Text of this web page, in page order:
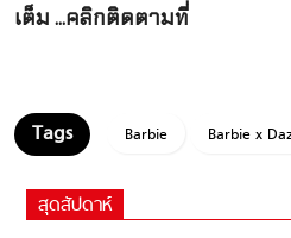
เต็ม ...คลิกติดตามที่
Barbie Barbie x
สุดสัปดาห์